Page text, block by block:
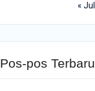
« Jul
Pos-pos Terbaru